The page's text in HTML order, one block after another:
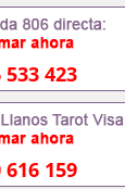
卡等留学相关
签都可以用到
可以根据客户
用吗
551190476要定
入职事业单位/
国企/事业单位
证在国内能用
533 423
616 159